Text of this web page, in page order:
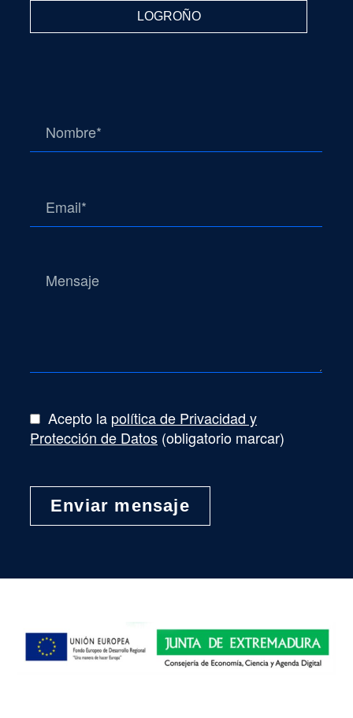
LOGROÑO
Acepto la política de Privacidad y
Protección de Datos (obligatorio marcar)